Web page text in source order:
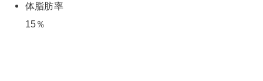
体脂肪率
15％